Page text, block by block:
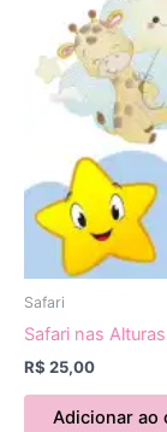
Safari
Safari nas
R$ 25,00
Adicionar ao